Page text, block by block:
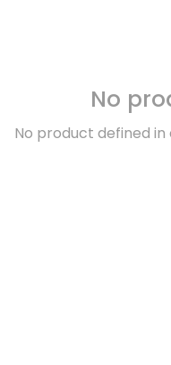
No
No product defined